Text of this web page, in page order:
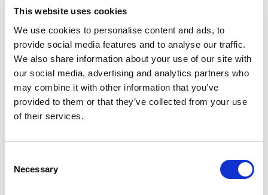
This website uses cookies
We use cookies to personalise content and ads, to
provide social media features and to analyse our traffic.
We also share information about your use of our site with
our social media, advertising and analytics partners who
may combine it with other information that you’ve
provided to them or that they’ve collected from your use
of their services.
Selection
Necessary
ERP para industria
ERP para clínicas
ERP para distribución
Inteligencia Artificial
Verifactu
IGIC Canarias Odoo
Odoo TicketBAI
Módulos Odoo